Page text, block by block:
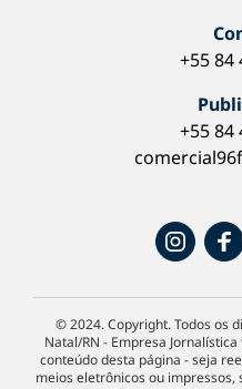
+55 84
+55 84
© 2024. Copyright. Todos os
Natal/RN - Empresa
conteúdo desta página - seja
meios eletrônicos ou impressos,